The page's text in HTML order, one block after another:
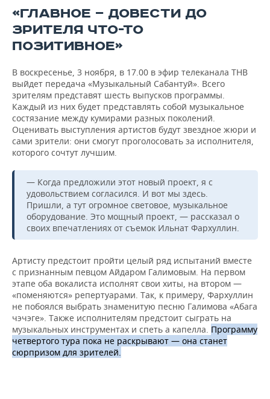
«ГЛАВНОЕ — ДОВЕСТИ ДО
ЗРИТЕЛЯ ЧТО-ТО
ПОЗИТИВНОЕ»
В воскресенье, 3 ноября, в 17.00 в эфир телеканала ТНВ
выйдет передача «Музыкальный Сабантуй». Всего
зрителям представят шесть выпусков программы.
Каждый из них будет представлять собой музыкальное
состязание между кумирами разных поколений.
Оценивать выступления артистов будут звездное жюри и
сами зрители: они смогут проголосовать за исполнителя,
которого сочтут лучшим.
— Когда предложили этот новый проект, я с
удовольствием согласился. И вот мы здесь.
Пришли, а тут огромное световое, музыкальное
оборудование. Это мощный проект, — рассказал о
своих впечатлениях от съемок Ильнат Фархуллин.
Артисту предстоит пройти целый ряд испытаний вместе
с признанным певцом Айдаром Галимовым. На первом
этапе оба вокалиста исполнят свои хиты, на втором —
«поменяются» репертуарами. Так, к примеру, Фархуллин
не побоялся выбрать знаменитую песню Галимова «Абага
чэчэге». Также исполнителям предстоит сыграть на
музыкальных инструментах и спеть а капелла. Программу
четвертого тура пока не раскрывают — она станет
сюрпризом для зрителей.